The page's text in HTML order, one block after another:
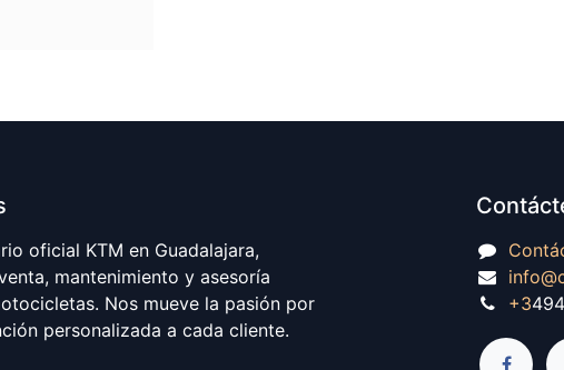
oficial KTM en Guadalajara,
mantenimiento y asesoría
Nos mueve la pasión por
personalizada a cada cliente.
+3